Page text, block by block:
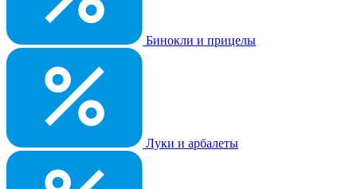
Бинокли и прицелы
Луки и арбалеты